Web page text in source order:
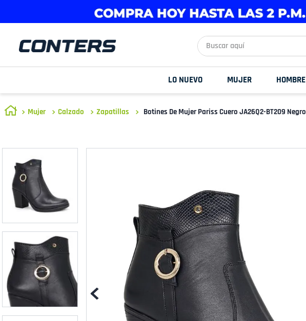
Buscar aquí
LO NUEVO MUJER HOMBRE
Mujer Calzado Zapatillas Botines De Mujer Pariss Cuero JA26Q2-BT209 Negro